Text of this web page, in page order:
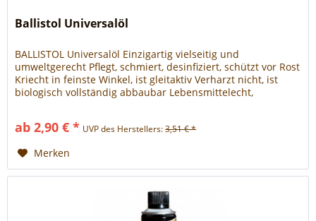
Ballistol Universalöl
BALLISTOL Universalöl Einzigartig vielseitig und
umweltgerecht Pflegt, schmiert, desinfiziert, schützt vor Rost
Kriecht in feinste Winkel, ist gleitaktiv Verharzt nicht, ist
biologisch vollständig abbaubar Lebensmittelecht,
Haushalt und Garten Holz- und Lederpflege...
ab 2,90 € * UVP des Herstellers:3,51 € *
Merken